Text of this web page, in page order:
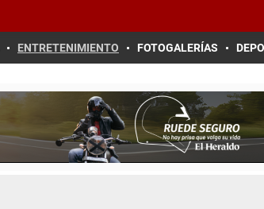
ENTRETENIMIENTO FOTOGALERÍAS